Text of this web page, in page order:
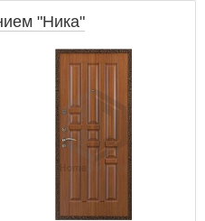
"Ника"